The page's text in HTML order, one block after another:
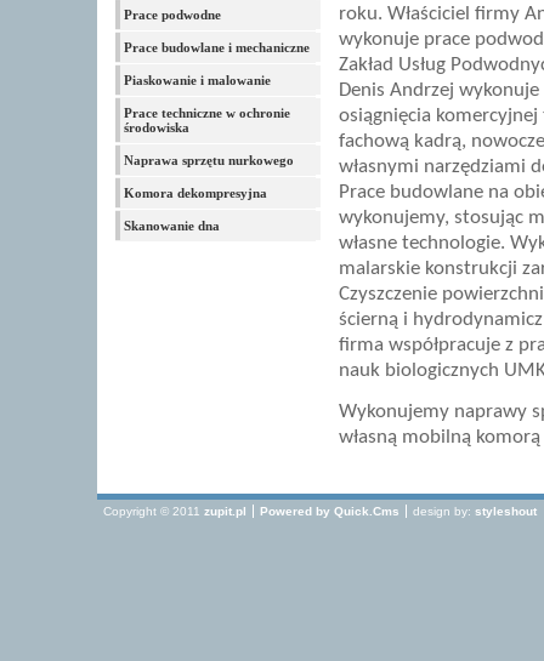
Prace podwodne
Prace budowlane i mechaniczne
Piaskowanie i malowanie
Prace techniczne w ochronie
środowiska
Naprawa sprzętu nurkowego
Komora dekompresyjna
Skanowanie dna
roku. Właściciel firmy
wykonuje prace
Zakład Usług
Denis Andrzej
osiągnięcia
fachową kadrą,
własnymi narzędziami
Prace budowlane na
wykonujemy, stosując
własne technologie.
malarskie konstrukcji
Czyszczenie
ścierną i
firma współpracuje z
nauk biologicznych
Wykonujemy naprawy
własną mobilną
Copyright © 2011 zupit.pl Powered by Quick.Cms design by: styleshout